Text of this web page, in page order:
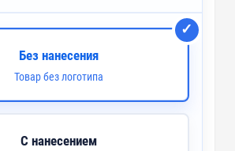
застилом (10 цветов) ~ 4 дня
застилом (10 цветов)
Без нанесения
Товар без логотипа
С нанесением